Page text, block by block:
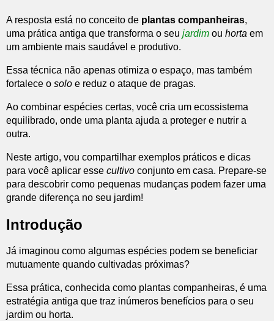
A resposta está no conceito de plantas companheiras,
uma prática antiga que transforma o seu jardim ou horta em
um ambiente mais saudável e produtivo.
Essa técnica não apenas otimiza o espaço, mas também
fortalece o solo e reduz o ataque de pragas.
Ao combinar espécies certas, você cria um ecossistema
equilibrado, onde uma planta ajuda a proteger e nutrir a
outra.
Neste artigo, vou compartilhar exemplos práticos e dicas
para você aplicar esse cultivo conjunto em casa. Prepare-se
para descobrir como pequenas mudanças podem fazer uma
grande diferença no seu jardim!
Introdução
Já imaginou como algumas espécies podem se beneficiar
mutuamente quando cultivadas próximas?
Essa prática, conhecida como plantas companheiras, é uma
estratégia antiga que traz inúmeros benefícios para o seu
jardim ou horta.